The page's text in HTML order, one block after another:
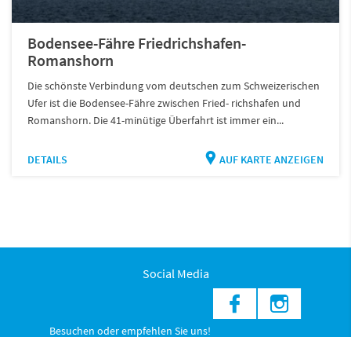
Bodensee-Fähre Friedrichshafen-
Romanshorn
Die schönste Verbindung vom deutschen zum Schweizerischen
Ufer ist die Bodensee-Fähre zwischen Fried- richshafen und
Romanshorn. Die 41-minütige Überfahrt ist immer ein...
DETAILS AUF KARTE ANZEIGEN
Social Media
Besuchen oder empfehlen Sie uns!